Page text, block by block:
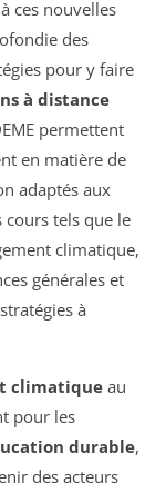
ces nouvelles
des
pour y faire
à distance
permettent
en matière de
adaptés aux
tels que le
climatique,
générales et
à
climatique au
pour les
durable,
des acteurs